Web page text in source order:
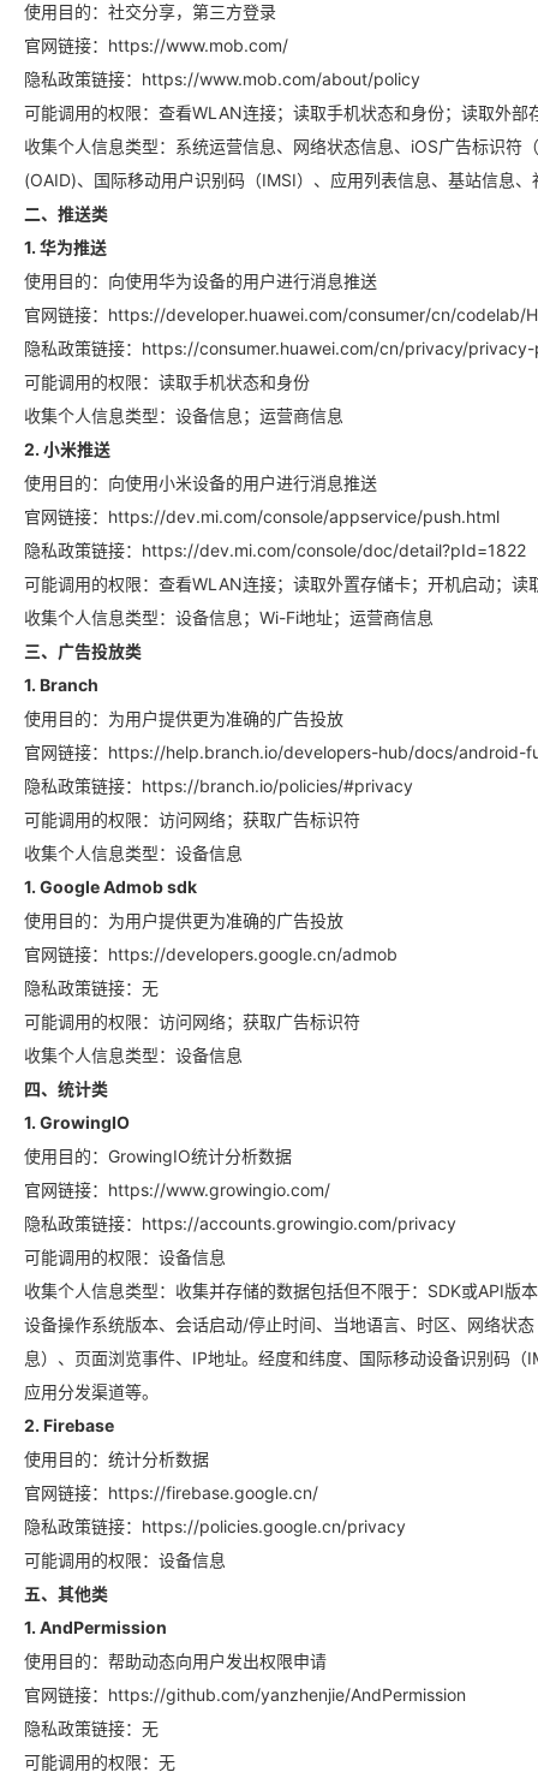
使用目的：社交分享，第三方登录
官网链接：https://www.mob.com/
隐私政策链接：https://www.mob.com/about/policy
可能调用的权限：查看WLAN连接；读取手机状态和身份；读取外部
收集个人信息类型：系统运营信息、网络状态信息、iOS广告标识符
(OAID)、国际移动用户识别码（IMSI）、应用列表信息、基站信息
二、推送类
1. 华为推送
使用目的：向使用华为设备的用户进行消息推送
官网链接：https://developer.huawei.com/consumer/cn/codelab/
隐私政策链接：https://consumer.huawei.com/cn/privacy/
可能调用的权限：读取手机状态和身份
收集个人信息类型：设备信息；运营商信息
2. 小米推送
使用目的：向使用小米设备的用户进行消息推送
官网链接：https://dev.mi.com/console/appservice/push.html
隐私政策链接：https://dev.mi.com/console/doc/detail?pId=1822
可能调用的权限：查看WLAN连接；读取外置存储卡；开机启动；
收集个人信息类型：设备信息；Wi-Fi地址；运营商信息
三、广告投放类
1. Branch
使用目的：为用户提供更为准确的广告投放
官网链接：https://help.branch.io/developers-hub/docs/android-
隐私政策链接：https://branch.io/policies/#privacy
可能调用的权限：访问网络；获取广告标识符
收集个人信息类型：设备信息
1. Google Admob sdk
使用目的：为用户提供更为准确的广告投放
官网链接：https://developers.google.cn/admob
隐私政策链接：无
可能调用的权限：访问网络；获取广告标识符
收集个人信息类型：设备信息
四、统计类
1. GrowingIO
使用目的：GrowingIO统计分析数据
官网链接：https://www.growingio.com/
隐私政策链接：https://accounts.growingio.com/privacy
可能调用的权限：设备信息
收集个人信息类型：收集并存储的数据包括但不限于：SDK或API
设备操作系统版本、会话启动/停止时间、当地语言、时区、网络状
息）、页面浏览事件、IP地址。经度和纬度、国际移动设备识别码
应用分发渠道等。
2. Firebase
使用目的：统计分析数据
官网链接：https://firebase.google.cn/
隐私政策链接：https://policies.google.cn/privacy
可能调用的权限：设备信息
五、其他类
1. AndPermission
使用目的：帮助动态向用户发出权限申请
官网链接：https://github.com/yanzhenjie/AndPermission
隐私政策链接：无
可能调用的权限：无